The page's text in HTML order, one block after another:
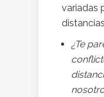
variadas
¿Te